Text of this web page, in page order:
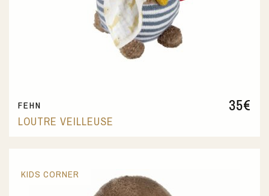
35€
FEHN
LOUTRE VEILLEUSE
KIDS CORNER